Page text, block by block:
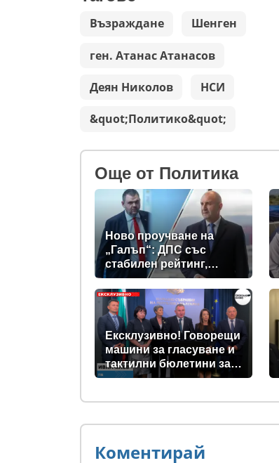
Възраждане Шенген
ген. Атанас Атанасов
Деян Николов НСИ
&quot;Политико&quot;
Oще от Политика
Ново проучване на
„Галъп“: ДПС със
стабилен рейтинг,
подкрепата към Радев
се запазва
Ексклузивно! Говорещи
машини за гласуване и
тактилни бюлетини за
незрящите предвиждат
правила! (ВИДЕО)
Коментирай